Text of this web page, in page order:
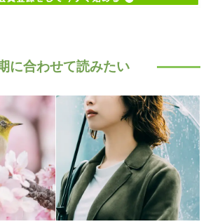
に合わせて読みたい